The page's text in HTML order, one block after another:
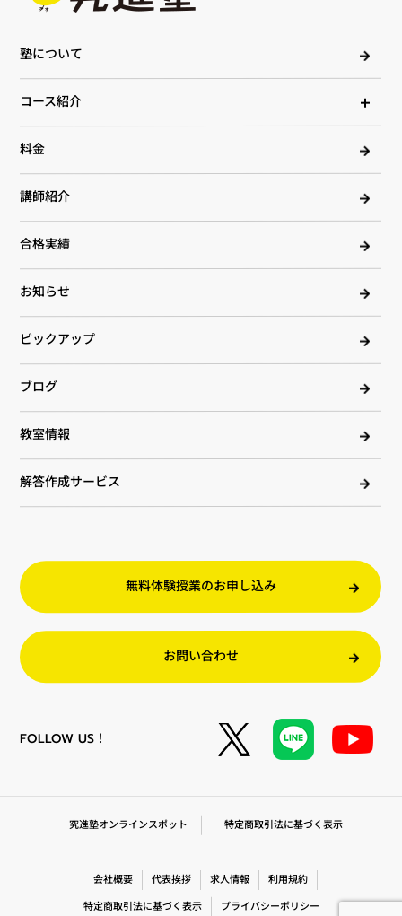
塾について
コース紹介
料金
講師紹介
合格実績
お知らせ
ピックアップ
ブログ
教室情報
解答作成サービス
無料体験授業のお申し込み
お問い合わせ
FOLLOW US！
究進塾オンラインスポット 特定商取引法に基づく表示
会社概要 代表挨拶 求人情報 利用規約
特定商取引法に基づく表示 プライバシーポリシー